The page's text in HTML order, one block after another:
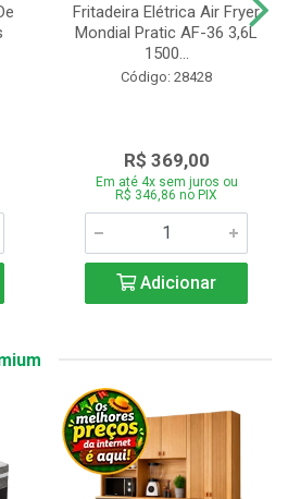
Fritadeira Elétrica Air Fryer
Mondial Pratic AF-36 3,6L
1500...
Código: 28428
R$ 369,00
Em até 4x sem juros ou
R$ 346,86 no PIX
Adicionar